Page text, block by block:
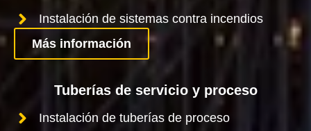
Instalación de sistemas contra incendios
Más información
Tuberías de servicio y proceso
Instalación de tuberías de proceso